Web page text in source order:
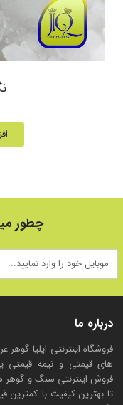
درباره ما
فروشگاه اینترنتی ایلیا
های قیمتی و نیمه قیمتی
فروش اینترنتی سنگ و گوهر
تا بهترین کیفیت با کمترین
چطور